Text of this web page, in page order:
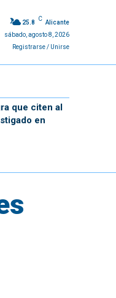
25.8
C
Alicante
sábado, agosto 8, 2026
Registrarse / Unirse
que citen al
en